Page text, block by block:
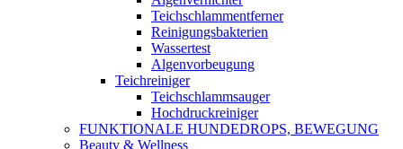
Teichschlammentferner
Reinigungsbakterien
Wassertest
Algenvorbeugung
Teichreiniger
Teichschlammsauger
Hochdruckreiniger
FUNKTIONALE HUNDEDROPS, BEWEGUNG
Beauty & Wellness